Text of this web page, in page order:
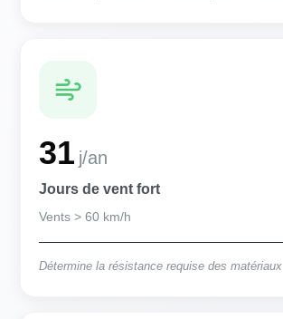
31 j/an
Jours de vent fort
Vents > 60 km/h
Détermine la résistance requise des matériaux